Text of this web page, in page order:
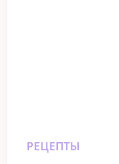
РЕЦЕПТЫ